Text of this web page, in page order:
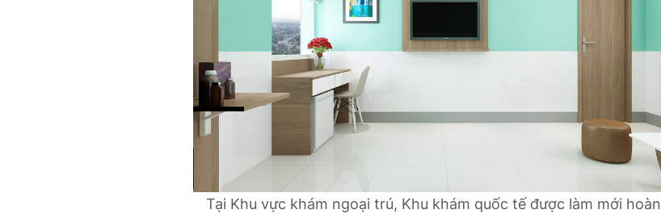
Tại Khu vực khám ngoại trú, Khu khám quốc tế được làm mới hoàn